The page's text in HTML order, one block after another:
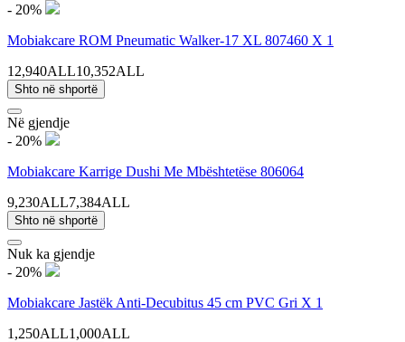
- 20%
Mobiakcare ROM Pneumatic Walker-17 XL 807460 X 1
12,940ALL10,352ALL
Shto në shportë
Në gjendje
- 20%
Mobiakcare Karrige Dushi Me Mbështetëse 806064
9,230ALL7,384ALL
Shto në shportë
Nuk ka gjendje
- 20%
Mobiakcare Jastëk Anti-Decubitus 45 cm PVC Gri X 1
1,250ALL1,000ALL